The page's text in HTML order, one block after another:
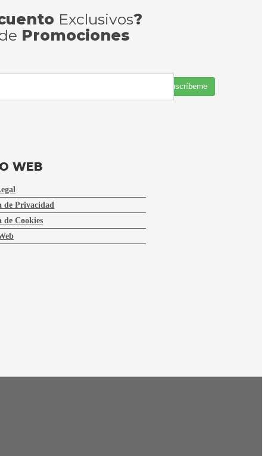
Exclusivos?
Promociones
Suscríbeme
WEB
de Privacidad
de Cookies